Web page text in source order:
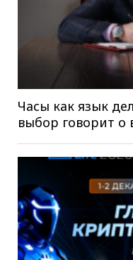
Часы как язык
выбор говорит о